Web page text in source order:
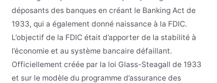
déposants des banques en créant le Banking Act de
1933, qui a également donné naissance à la FDIC.
L’objectif de la FDIC était d’apporter de la stabilité à
l’économie et au système bancaire défaillant.
Officiellement créée par la loi Glass-Steagall de 1933
et sur le modèle du programme d’assurance des